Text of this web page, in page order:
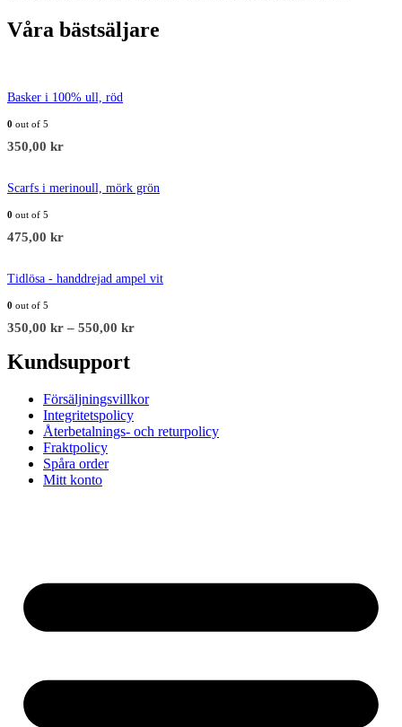
Våra bästsäljare
Basker i 100% ull, röd
0 out of 5
350,00 kr
Scarfs i merinoull, mörk grön
0 out of 5
475,00 kr
Tidlösa - handdrejad ampel vit
0 out of 5
350,00 kr – 550,00 kr
Kundsupport
Försäljningsvillkor
Integritetspolicy
Återbetalnings- och returpolicy
Fraktpolicy
Spåra order
Mitt konto